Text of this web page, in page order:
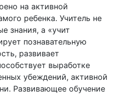
на активной
ребенка. Учитель не
знания, а «учит
познавательную
развивает
выработке
убеждений, активной
Развивающее обучение